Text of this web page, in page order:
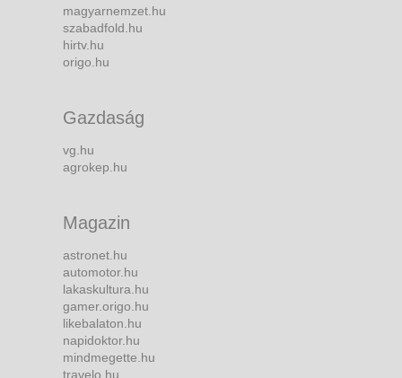
magyarnemzet.hu
szabadfold.hu
hirtv.hu
origo.hu
Gazdaság
vg.hu
agrokep.hu
Magazin
astronet.hu
automotor.hu
lakaskultura.hu
gamer.origo.hu
likebalaton.hu
napidoktor.hu
mindmegette.hu
travelo.hu